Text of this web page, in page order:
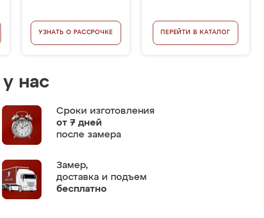
УЗНАТЬ О РАССРОЧКЕ ПЕРЕЙТИ В КАТАЛОГ
нас
Сроки изготовления
от 7 дней
после замера
Замер,
доставка и подъем
бесплатно